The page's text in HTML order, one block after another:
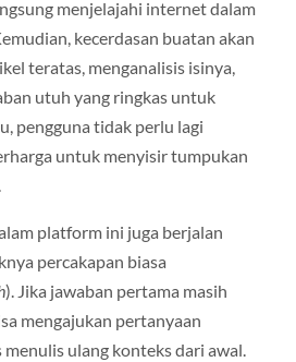
menjelajahi internet dalam
kecerdasan buatan akan
teratas, menganalisis isinya,
utuh yang ringkas untuk
pengguna tidak perlu lagi
untuk menyisir tumpukan
platform ini juga berjalan
percakapan biasa
). Jika jawaban pertama masih
mengajukan pertanyaan
ulang konteks dari awal.